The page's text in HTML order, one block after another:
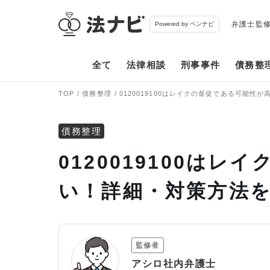
Powered by ベンナビ 弁護士監
全て 法律相談 刑事事件 債務整
TOP 債務整理 0120019100はレイクの督促である可能性が
債務整理
0120019100はレイ
い！詳細・対策方法
監修者
アシロ社内弁護士